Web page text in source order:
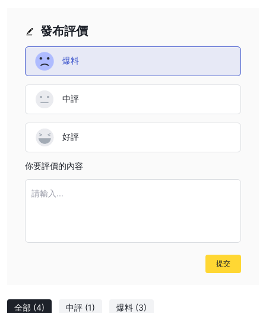
全部 (4) 中評 (1) 爆料 (3)
發布評價
爆料
中評
好評
你要評價的內容
請輸入...
提交